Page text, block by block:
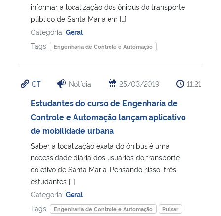
informar a localização dos ônibus do transporte
público de Santa Maria em […]
Categoria: Geral
Tags:
Engenharia de Controle e Automação
CT Notícia 25/03/2019 11:21
Estudantes do curso de Engenharia de
Controle e Automação lançam aplicativo
de mobilidade urbana
Saber a localização exata do ônibus é uma
necessidade diária dos usuários do transporte
coletivo de Santa Maria. Pensando nisso, três
estudantes […]
Categoria: Geral
Tags:
Engenharia de Controle e Automação Pulsar